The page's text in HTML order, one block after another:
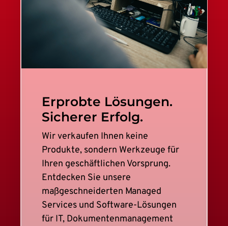
Erprobte Lösungen.
Sicherer Erfolg.
Wir verkaufen Ihnen keine
Produkte, sondern Werkzeuge für
Ihren geschäftlichen Vorsprung.
Entdecken Sie unsere
maßgeschneiderten Managed
Services und Software-Lösungen
für IT, Dokumentenmanagement